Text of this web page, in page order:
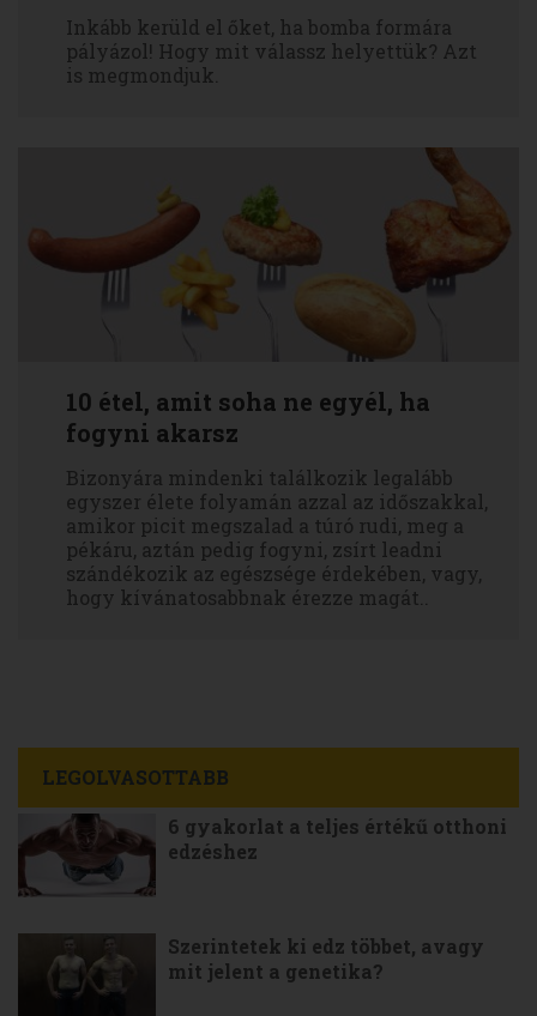
Inkább kerüld el őket, ha bomba formára
pályázol! Hogy mit válassz helyettük? Azt
is megmondjuk.
10 étel, amit soha ne egyél, ha
fogyni akarsz
Bizonyára mindenki találkozik legalább
egyszer élete folyamán azzal az időszakkal,
amikor picit megszalad a túró rudi, meg a
pékáru, aztán pedig fogyni, zsírt leadni
szándékozik az egészsége érdekében, vagy,
hogy kívánatosabbnak érezze magát..
LEGOLVASOTTABB
6 gyakorlat a teljes értékű otthoni
edzéshez
Szerintetek ki edz többet, avagy
mit jelent a genetika?